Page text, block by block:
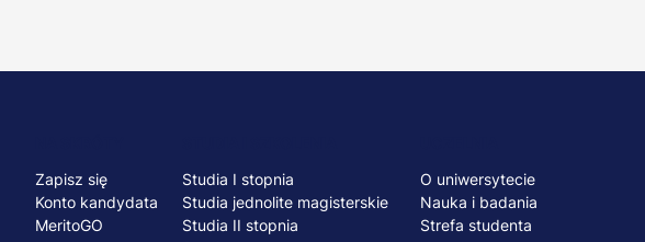
Menu
stopka
Zapisz się
Konto kandydata
MeritoGO
Studia I stopnia
Studia jednolite magisterskie
Studia II stopnia
O uniwersytecie
Nauka i badania
Strefa studenta